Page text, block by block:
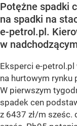
Potężne spadki
na spadki na
e-petrol.pl.
w
Eksperci e-
na hurtowym rynku
W pierwszym
spadek cen
z 6437 zł/m sześc.